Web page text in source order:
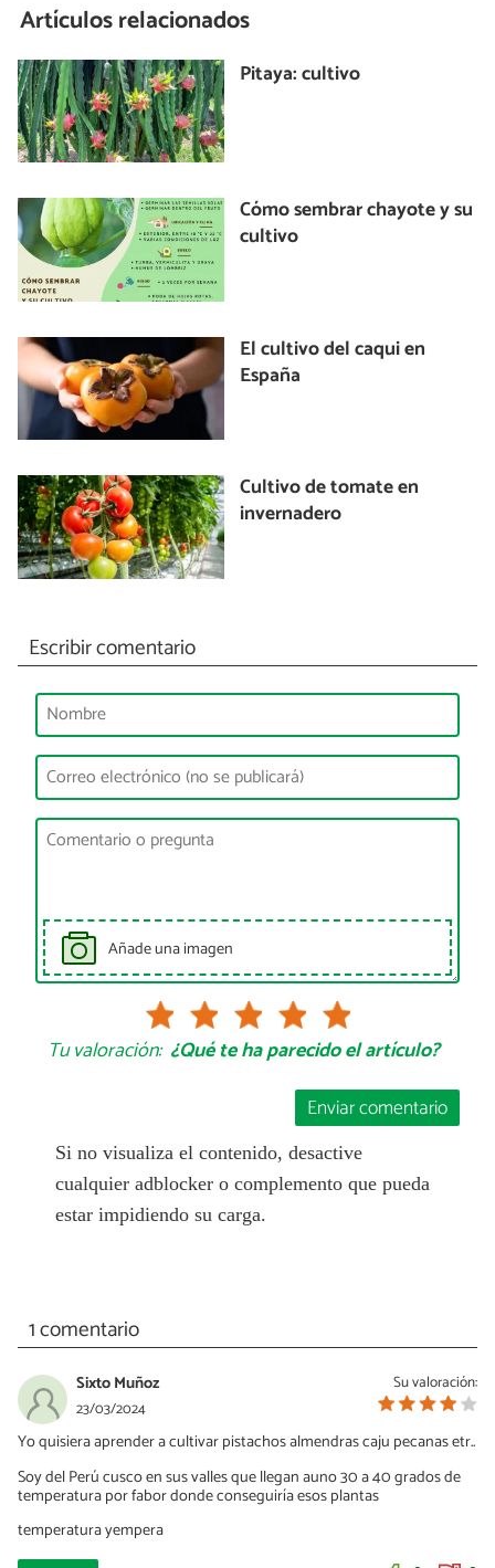
Artículos relacionados
Pitaya: cultivo
Cómo sembrar chayote y su
cultivo
El cultivo del caqui en
España
Cultivo de tomate en
invernadero
Escribir comentario
Añade una imagen
Tu valoración: ¿Qué te ha parecido el artículo?
Enviar comentario
Si no visualiza el contenido, desactive
cualquier adblocker o complemento que pueda
estar impidiendo su carga.
1 comentario
Su valoración:
Sixto Muñoz
23/03/2024
Yo quisiera aprender a cultivar pistachos almendras caju pecanas etr..
Soy del Perú cusco en sus valles que llegan auno 30 a 40 grados de
temperatura por fabor donde conseguiría esos plantas
temperatura yempera